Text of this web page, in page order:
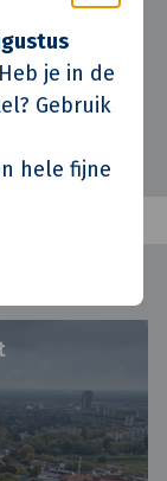
je in de
Gebruik
hele fijne
naar